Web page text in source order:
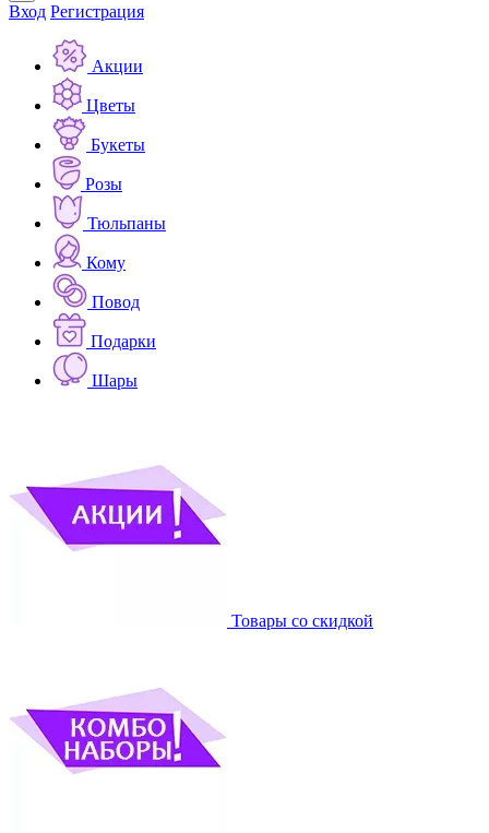
Вход Регистрация
Акции
Цветы
Букеты
Розы
Тюльпаны
Кому
Повод
Подарки
Шары
Товары со скидкой